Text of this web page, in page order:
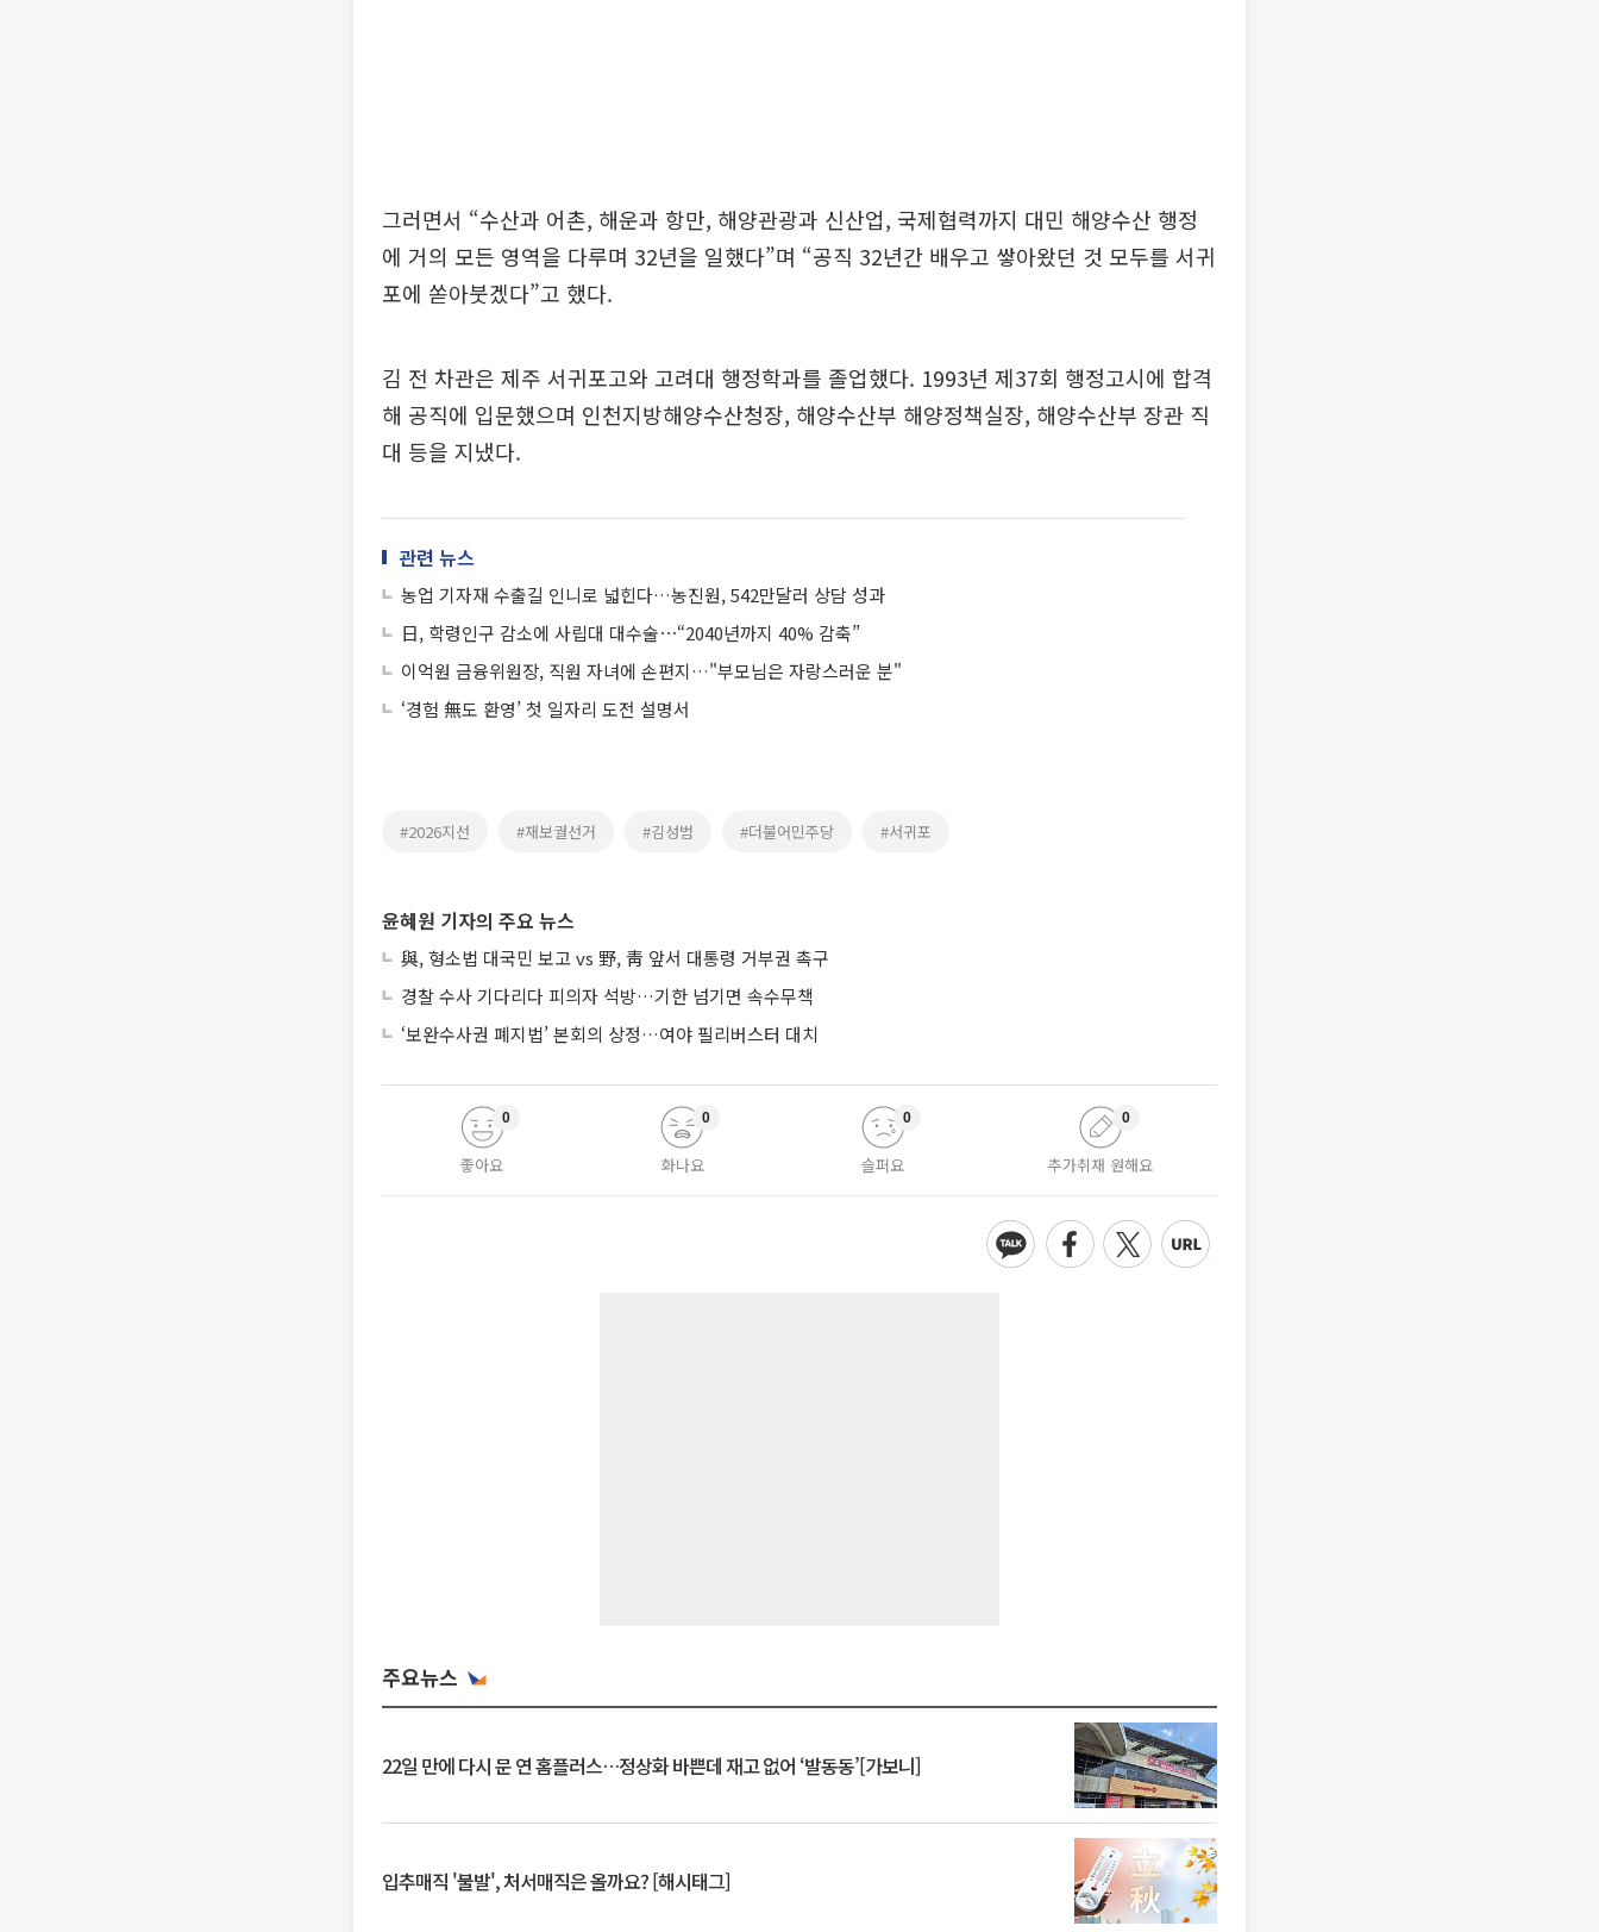
그러면서 “수산과 어촌, 해운과 항만, 해양관광과 신산업, 국제협력까지 대민 해양수산 행정
에 거의 모든 영역을 다루며 32년을 일했다”며 “공직 32년간 배우고 쌓아왔던 것 모두를 서귀
포에 쏟아붓겠다”고 했다.
김 전 차관은 제주 서귀포고와 고려대 행정학과를 졸업했다. 1993년 제37회 행정고시에 합격
해 공직에 입문했으며 인천지방해양수산청장, 해양수산부 해양정책실장, 해양수산부 장관 직
대 등을 지냈다.
관련 뉴스
농업 기자재 수출길 인니로 넓힌다…농진원, 542만달러 상담 성과
日, 학령인구 감소에 사립대 대수술⋯“2040년까지 40% 감축”
이억원 금융위원장, 직원 자녀에 손편지…"부모님은 자랑스러운 분"
‘경험 無도 환영’ 첫 일자리 도전 설명서
#2026지선 #재보궐선거 #김성범 #더불어민주당 #서귀포
윤혜원 기자의 주요 뉴스
與, 형소법 대국민 보고 vs 野, 靑 앞서 대통령 거부권 촉구
경찰 수사 기다리다 피의자 석방…기한 넘기면 속수무책
‘보완수사권 폐지법’ 본회의 상정…여야 필리버스터 대치
좋아요
0
화나요
0
슬퍼요
0
추가취재 원해요
0
주요뉴스
22일 만에 다시 문 연 홈플러스…정상화 바쁜데 재고 없어 ‘발동동’[가보니]
입추매직 '불발', 처서매직은 올까요? [해시태그]